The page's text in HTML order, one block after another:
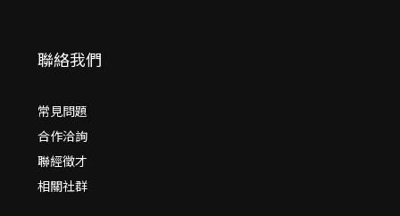
聯絡我們
常見問題
合作洽詢
聯經徵才
相關社群